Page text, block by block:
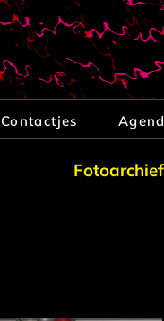
Contactjes